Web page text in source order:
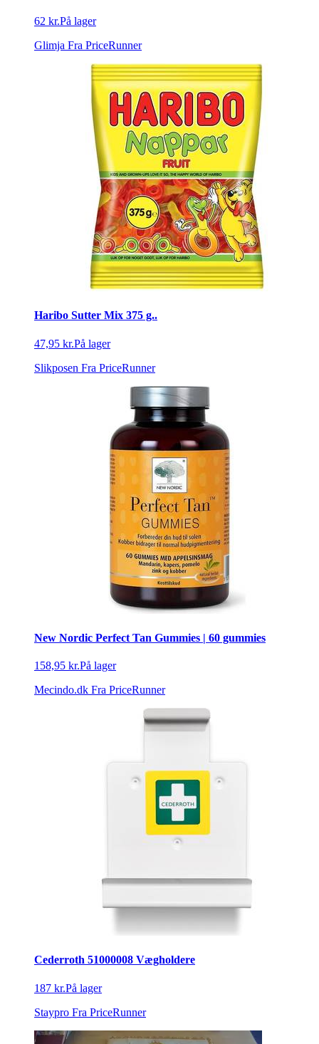
62 kr.På lager
Glimja Fra PriceRunner
Haribo Sutter Mix 375 g..
47,95 kr.På lager
Slikposen Fra PriceRunner
New Nordic Perfect Tan Gummies | 60 gummies
158,95 kr.På lager
Mecindo.dk Fra PriceRunner
Cederroth 51000008 Vægholdere
187 kr.På lager
Staypro Fra PriceRunner